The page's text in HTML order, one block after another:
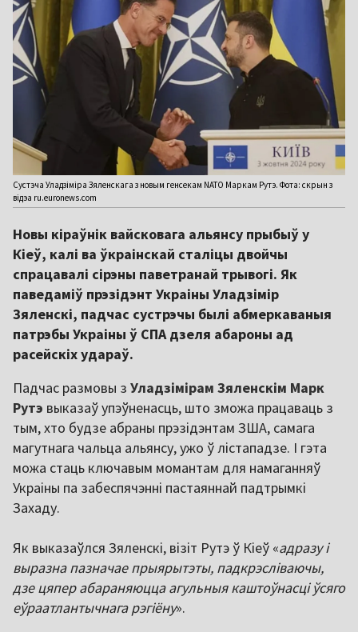
Сустэча Уладзіміра Зяленскага з новым генсекам NATO Маркам Рутэ. Фота: скрын з
відэа ru.euronews.com
Новы кіраўнік вайсковага альянсу прыбыў у
Кіеў, калі ва ўкраінскай сталіцы двойчы
спрацавалі сірэны паветранай трывогі. Як
паведаміў прэзідэнт Украіны Уладзімір
Зяленскі, падчас сустрэчы былі абмеркаваныя
патрэбы Украіны ў СПА дзеля абароны ад
расейскіх удараў.
Падчас размовы з Уладзімірам Зяленскім Марк
Рутэ выказаў упэўненасць, што зможа працаваць з
тым, хто будзе абраны прэзідэнтам ЗША, самага
магутнага чальца альянсу, ужо ў лістападзе. І гэта
можа стаць ключавым момантам для намаганняў
Украіны па забеспячэнні пастаяннай падтрымкі
Захаду.
Як выказаўлся Зяленскі, візіт Рутэ ў Кіеў «адразу і
выразна пазначае прыярытэты, падкрэсліваючы,
дзе цяпер абараняюцца агульныя каштоўнасці ўсяго
еўраатлантычнага рэгіёну».